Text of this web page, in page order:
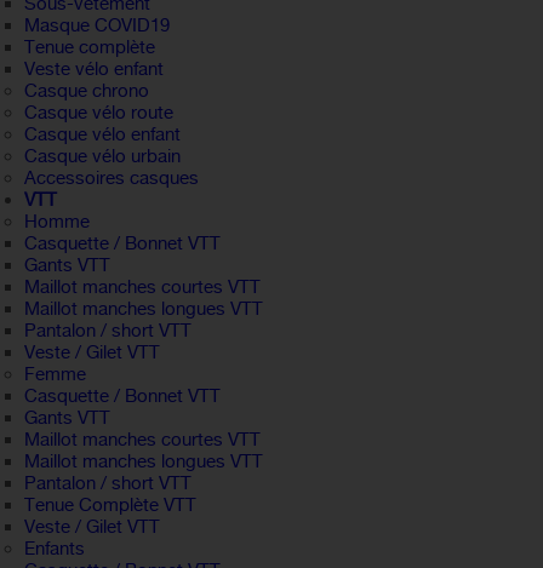
Masque COVID19
Tenue complète
Veste vélo enfant
Casque chrono
Casque vélo route
Casque vélo enfant
Casque vélo urbain
Accessoires casques
VTT
Homme
Casquette / Bonnet VTT
Gants VTT
Maillot manches courtes VTT
Maillot manches longues VTT
Pantalon / short VTT
Veste / Gilet VTT
Femme
Casquette / Bonnet VTT
Gants VTT
Maillot manches courtes VTT
Maillot manches longues VTT
Pantalon / short VTT
Tenue Complète VTT
Veste / Gilet VTT
Enfants